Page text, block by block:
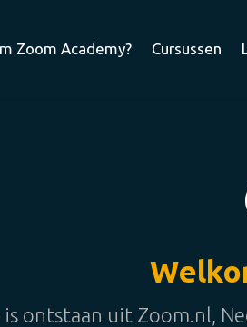
Zoom Academy? Cursussen
is ontstaan uit Zoom.nl,